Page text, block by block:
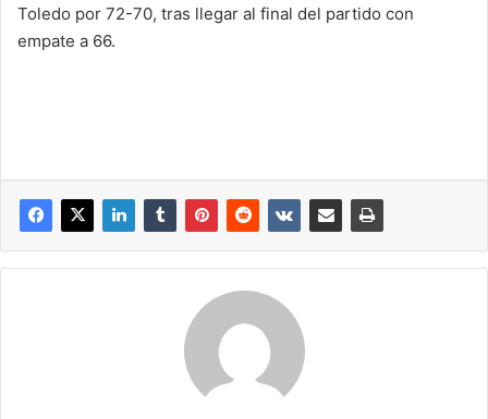
Toledo por 72-70, tras llegar al final del partido con
empate a 66.